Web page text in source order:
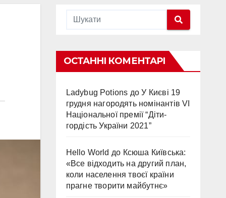
ОСТАННІ КОМЕНТАРІ
Ladybug Potions доУ Києві 19
грудня нагородять номінантів VI
Національної премії “Діти-
гордість України 2021”
Hello World до Ксюша Київська:
«Все відходить на другий план,
коли населення твоєї країни
прагне творити майбутнє»